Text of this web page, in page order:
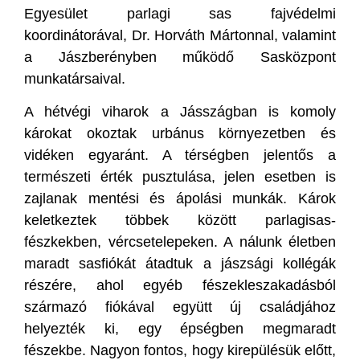
Egyesület parlagi sas fajvédelmi
koordinátorával, Dr. Horváth Mártonnal, valamint
a Jászberényben működő Sasközpont
munkatársaival.
A hétvégi viharok a Jásszágban is komoly
károkat okoztak urbánus környezetben és
vidéken egyaránt. A térségben jelentős a
természeti érték pusztulása, jelen esetben is
zajlanak mentési és ápolási munkák. Károk
keletkeztek többek között parlagisas-
fészkekben, vércsetelepeken. A nálunk életben
maradt sasfiókát átadtuk a jászsági kollégák
részére, ahol egyéb fészekleszakadásból
származó fiókával együtt új családjához
helyezték ki, egy épségben megmaradt
fészekbe. Nagyon fontos, hogy kirepülésük előtt,